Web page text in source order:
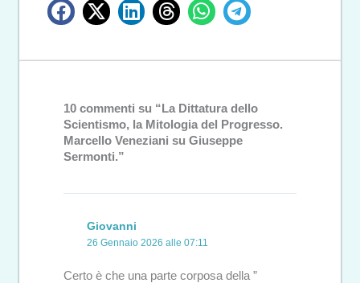
10 commenti su “La Dittatura dello
Scientismo, la Mitologia del Progresso.
Marcello Veneziani su Giuseppe
Sermonti.”
Giovanni
26 Gennaio 2026 alle 07:11
Certo è che una parte corposa della ”